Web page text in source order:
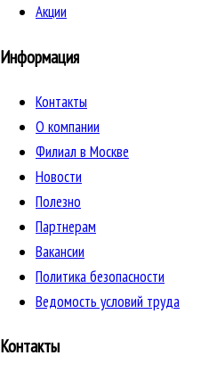
Акции
Информация
Контакты
О компании
Филиал в Москве
Новости
Полезно
Партнерам
Вакансии
Политика безопасности
Ведомость условий труда
Контакты